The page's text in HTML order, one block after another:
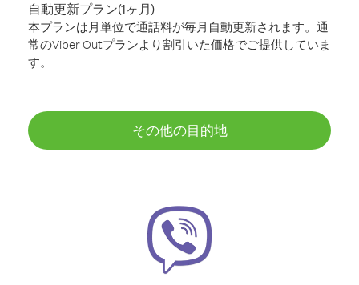
自動更新プラン(1ヶ月)
本プランは月単位で通話料が毎月自動更新されます。通
常のViber Outプランより割引いた価格でご提供していま
す。
その他の目的地